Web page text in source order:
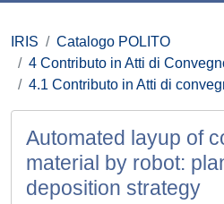
IRIS
Catalogo POLITO
4 Contributo in Atti di
4.1 Contributo in Atti di
Automated layup of
material by robot:
deposition strategy